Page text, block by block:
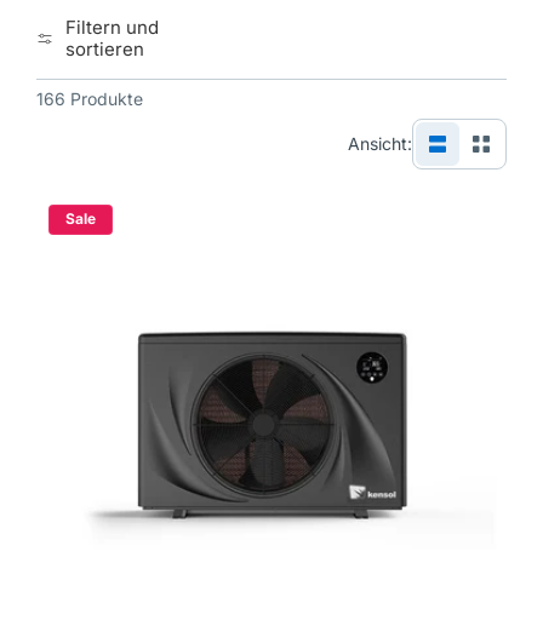
Insgesamt sind Wärmepumpen eine
zukunftsweisende Lösung für
nachhaltige Energieversorgung und
Energieverbrauch und CO2-Emissionen
kommenden Jahren voraussichtlich
Filtern und
sortieren
166 Produkte
Ansicht:
Sale